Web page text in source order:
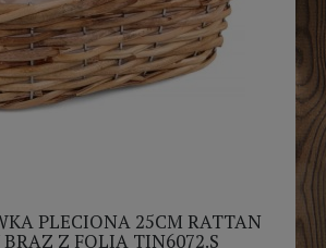
PLECIONA 25CM RATTAN
BRĄZ Z FOLIĄ TIN6072.S